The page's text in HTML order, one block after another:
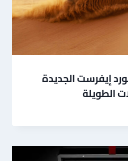
إيفرست الجديدة
الطويلة